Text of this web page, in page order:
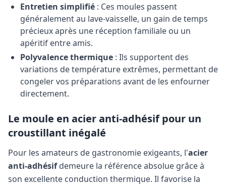
Entretien simplifié : Ces moules passent
généralement au lave-vaisselle, un gain de temps
précieux après une réception familiale ou un
apéritif entre amis.
Polyvalence thermique : Ils supportent des
variations de température extrêmes, permettant de
congeler vos préparations avant de les enfourner
directement.
Le moule en acier anti-adhésif pour un
croustillant inégalé
Pour les amateurs de gastronomie exigeants, l'acier
anti-adhésifdemeure la référence absolue grâce à
son excellente conduction thermique. Il favorise la